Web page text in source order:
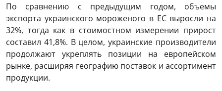
По сравнению с предыдущим годом, объемы
экспорта украинского мороженого в ЕС выросли на
32%, тогда как в стоимостном измерении прирост
составил 41,8%. В целом, украинские производители
продолжают укреплять позиции на европейском
рынке, расширяя географию поставок и ассортимент
продукции.